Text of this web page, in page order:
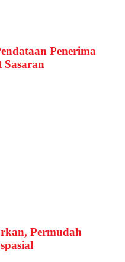
Penerima
Sasaran
Permudah